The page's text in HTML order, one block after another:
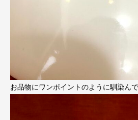
お品物にワンポイントのように馴染ん